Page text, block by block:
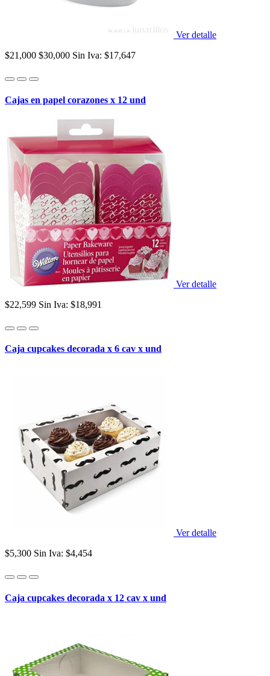
Ver detalle
$21,000 $30,000 Sin Iva: $17,647
Cajas en papel corazones x 12 und
Ver detalle
$22,599 Sin Iva: $18,991
Caja cupcakes decorada x 6 cav x und
Ver detalle
$5,300 Sin Iva: $4,454
Caja cupcakes decorada x 12 cav x und